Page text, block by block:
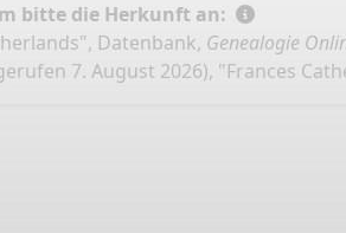
bitte die Herkunft an:
Datenbank, Genealogie
7. August 2026), "Frances